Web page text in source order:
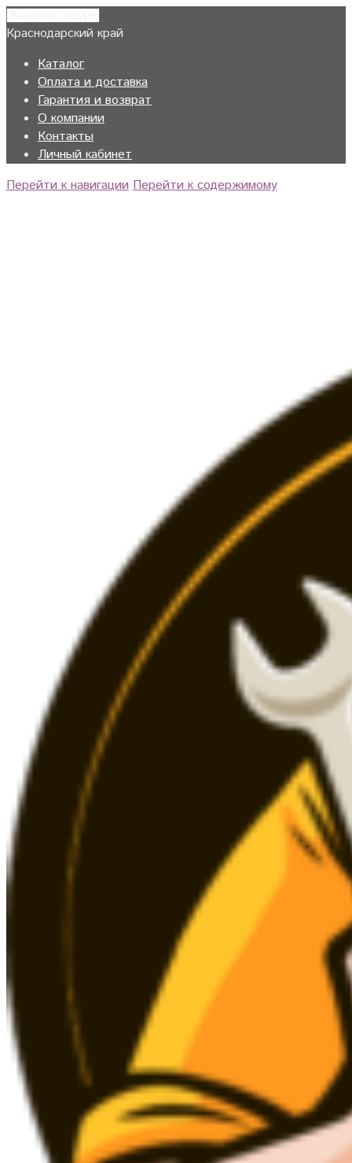
Краснодарский край
Каталог
Оплата и доставка
Гарантия и возврат
О компании
Контакты
Личный кабинет
Перейти к навигации Перейти к содержимому